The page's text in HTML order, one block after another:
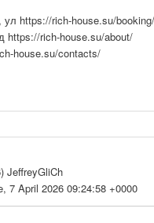
ул https://rich-house.su/booking/
https://rich-house.su/about/
house.su/contacts/
JeffreyGliCh
7 April 2026 09:24:58 +0000